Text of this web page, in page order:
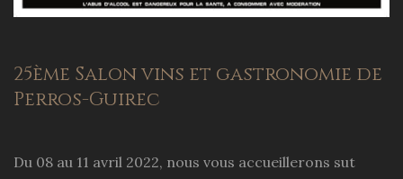
25ème Salon vins et gastronomie de
Perros-Guirec
Du 08 au 11 avril 2022, nous vous accueillerons sut